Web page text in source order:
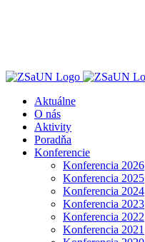
Aktuálne
O nás
Aktivity
Poradňa
Konferencie
Konferencia 2026
Konferencia 2025
Konferencia 2024
Konferencia 2023
Konferencia 2022
Konferencia 2021